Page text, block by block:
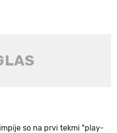
so na prvi tekmi "play-